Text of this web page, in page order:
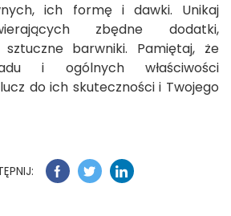
ich formę i dawki. Unikaj
zbędne dodatki,
barwniki. Pamiętaj, że
i ogólnych właściwości
do ich skuteczności i Twojego